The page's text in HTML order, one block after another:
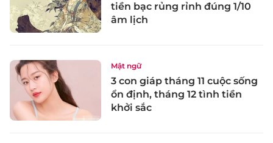
tiền bạc rủng rỉnh đúng 1/10
âm lịch
Mật ngữ
3 con giáp tháng 11 cuộc sống
ổn định, tháng 12 tình tiền
khởi sắc